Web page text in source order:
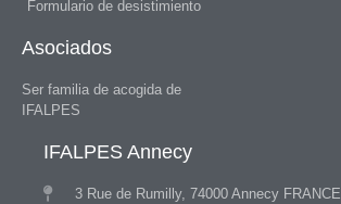
Formulario de desistimiento
Asociados
Ser familia de acogida de
IFALPES
IFALPES Annecy
3 Rue de Rumilly, 74000 Annecy FRANCE